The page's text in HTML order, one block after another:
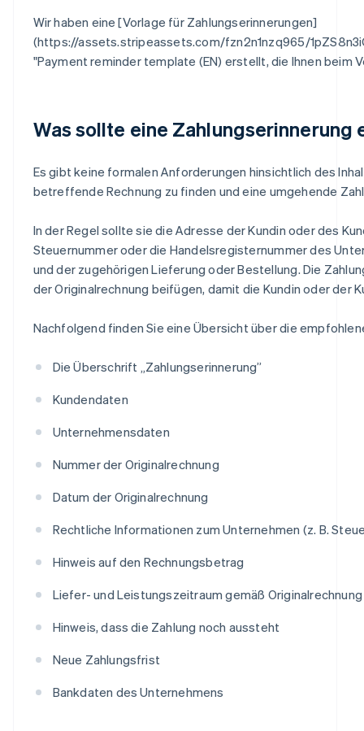
Wir haben eine [Vorlage für Zahlungserinnerungen]
(https://assets.stripeassets.com/fzn2n1nzq965/
"Payment reminder template (EN) erstellt, die Ihnen beim
Was sollte eine Zahlungserinnerung
Es gibt keine formalen Anforderungen hinsichtlich des
betreffende Rechnung zu finden und eine umgehende
In der Regel sollte sie die Adresse der Kundin oder des
Steuernummer oder die Handelsregisternummer des
und der zugehörigen Lieferung oder Bestellung. Die
der Originalrechnung beifügen, damit die Kundin oder der
Nachfolgend finden Sie eine Übersicht über die
Die Überschrift „Zahlungserinnerung”
Kundendaten
Unternehmensdaten
Nummer der Originalrechnung
Datum der Originalrechnung
Rechtliche Informationen zum Unternehmen (z. B.
Hinweis auf den Rechnungsbetrag
Liefer- und Leistungszeitraum gemäß Originalrechnung
Hinweis, dass die Zahlung noch aussteht
Neue Zahlungsfrist
Bankdaten des Unternehmens